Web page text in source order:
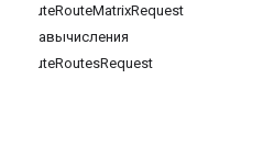
ComputeRouteMatrixRequest
Экстравычисления
ComputeRoutesRequest